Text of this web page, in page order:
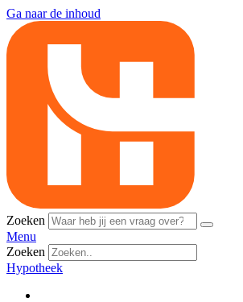
Ga naar de inhoud
Zoeken
Menu
Zoeken
Hypotheek